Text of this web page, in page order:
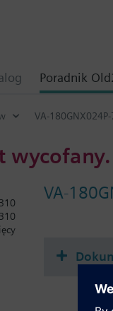
Poradnik
VA-
wycofany.
VA-